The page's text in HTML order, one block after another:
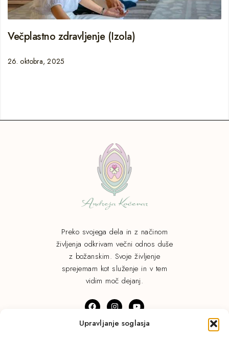
Upravljanje soglasja
Večplastno zdravljenje (Izola)
26. oktobra, 2025
Preko svojega dela in z načinom
življenja odkrivam večni odnos duše
z božanskim. Svoje življenje
sprejemam kot služenje in v tem
vidim moč dejanj.